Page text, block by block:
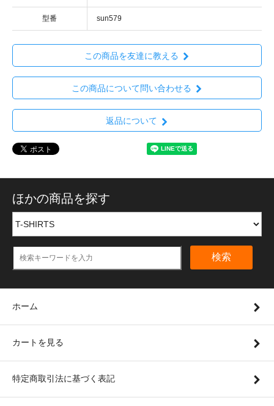
型番 sun579
この商品を友達に教える
この商品について問い合わせる
返品について
ほかの商品を探す
検索
ホーム
カートを見る
特定商取引法に基づく表記